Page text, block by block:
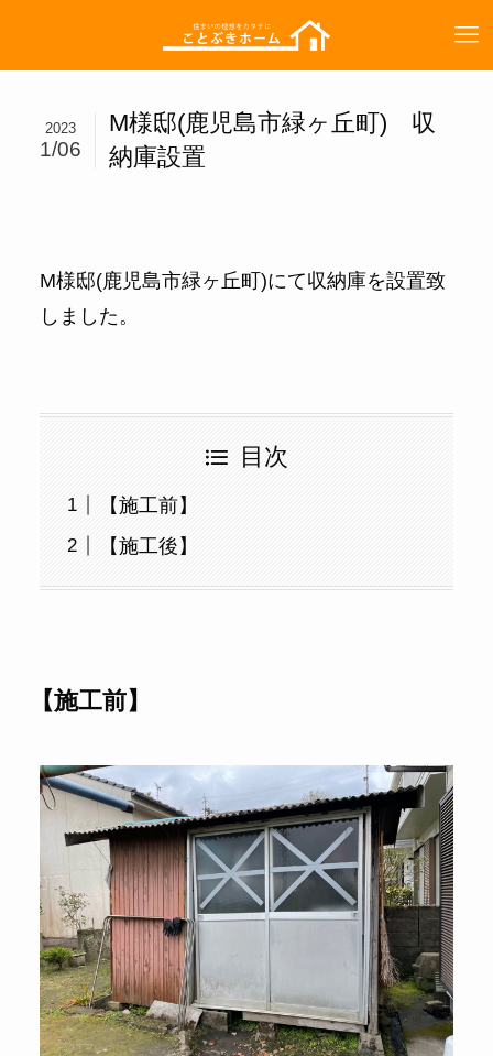
M様邸(鹿児島市緑ヶ丘町) 収
納庫設置
2023
1/06
M様邸(鹿児島市緑ヶ丘町)にて収納庫を設置致
しました。
目次
【施工前】
【施工後】
【施工前】